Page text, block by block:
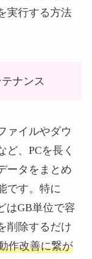
実行する方法
ナンス
ァイルやダウ
ど、PCを長く
ータをまとめ
です。特に
はGB単位で容
削除するだけ
作改善に繋が